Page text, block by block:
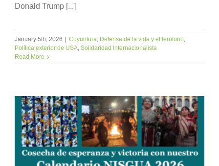
Donald Trump [...]
January 5th, 2026 | Coyuntura Defensa de la vida y el territorio
Política exterior de USA Solidaridad Internacionalista
Read More